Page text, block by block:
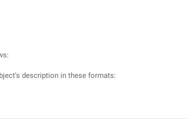
description in these formats: